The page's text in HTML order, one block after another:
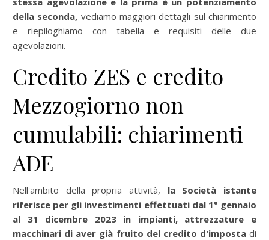
della seconda, vediamo maggiori dettagli sul chiarimento
e riepiloghiamo con tabella e requisiti delle due
agevolazioni.
Credito ZES e credito
Mezzogiorno non
cumulabili: chiarimenti
ADE
Nell'ambito della propria attività, la Società istante
riferisce per gli investimenti effettuati dal 1° gennaio
al 31 dicembre 2023 in impianti, attrezzature e
macchinari di aver già fruito del credito d'impostadi